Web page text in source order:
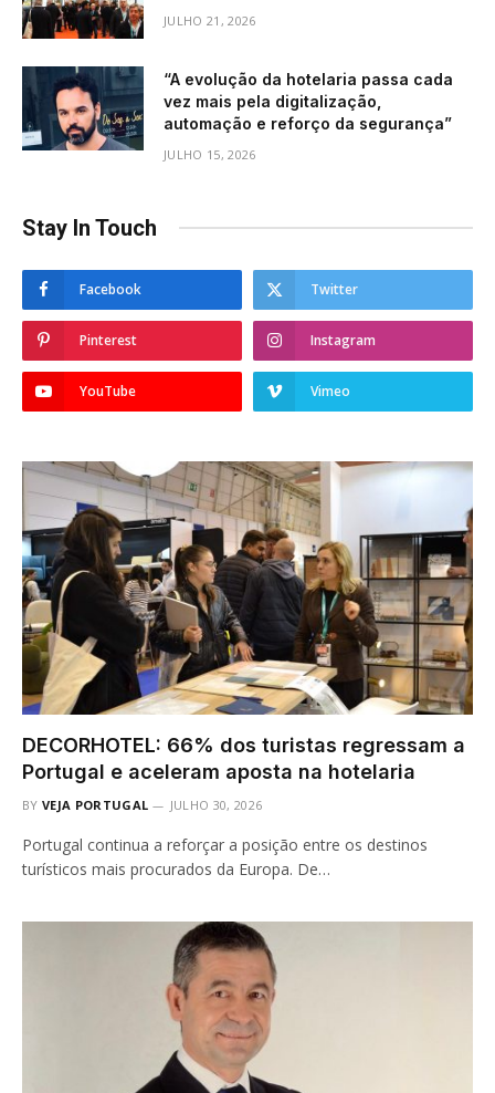
JULHO 21, 2026
“A evolução da hotelaria passa cada
vez mais pela digitalização,
automação e reforço da segurança”
JULHO 15, 2026
Stay In Touch
Facebook Twitter
Pinterest Instagram
YouTube Vimeo
DECORHOTEL: 66% dos turistas regressam a
Portugal e aceleram aposta na hotelaria
BY VEJA PORTUGAL JULHO 30, 2026
Portugal continua a reforçar a posição entre os destinos
turísticos mais procurados da Europa. De…